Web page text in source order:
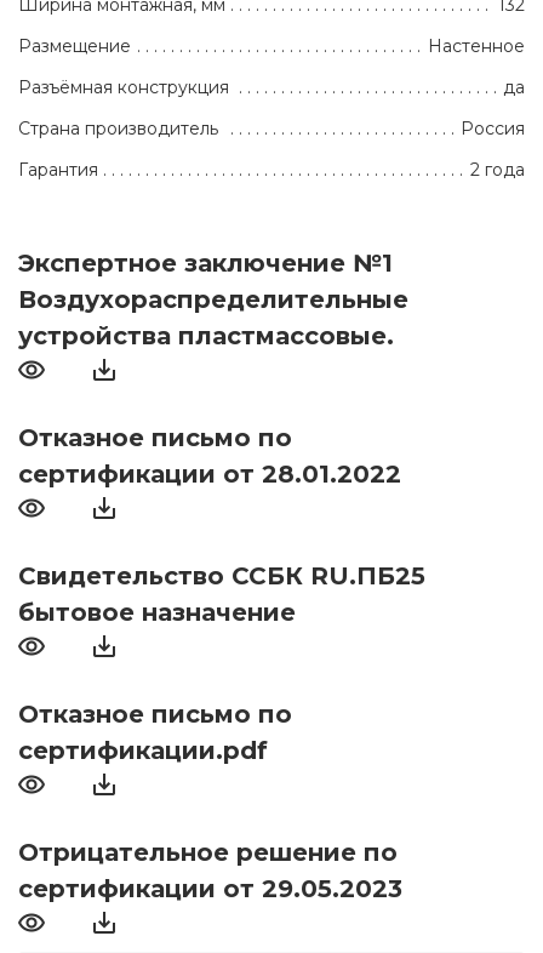
Ширина монтажная, мм
132
Размещение
Настенное
Разъёмная конструкция
да
Страна производитель
Россия
Гарантия
2 года
Экспертное заключение №1
Воздухораспределительные
устройства пластмассовые.
Отказное письмо по
сертификации от 28.01.2022
Свидетельство ССБК RU.ПБ25
бытовое назначение
Отказное письмо по
сертификации.pdf
Отрицательное решение по
сертификации от 29.05.2023